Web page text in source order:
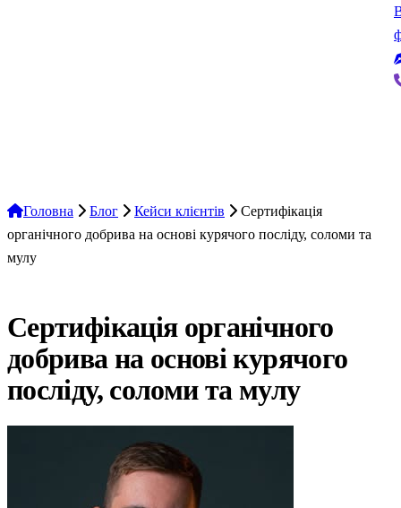
Головна Блог Кейси клієнтів
Сертифікація
органічного добрива на основі курячого посліду, соломи та
мулу
Сертифікація органічного
добрива на основі курячого
посліду, соломи та мулу